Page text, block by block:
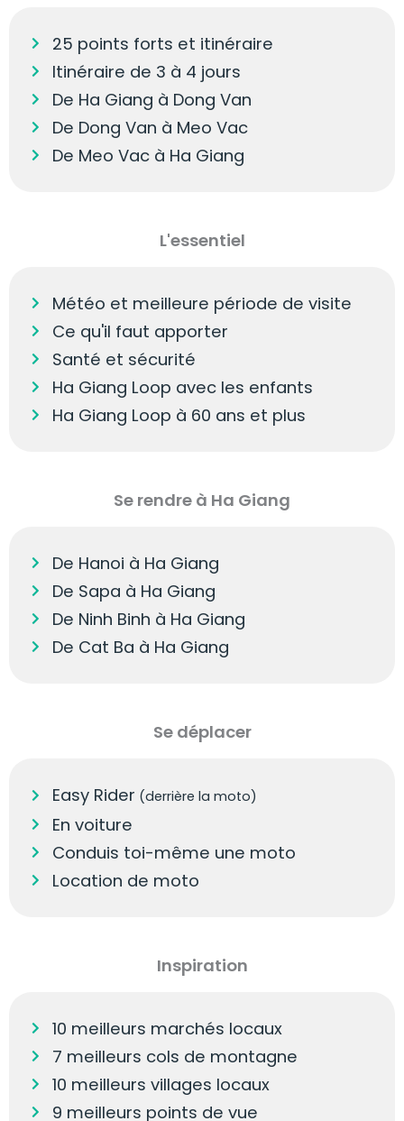
25 points forts et itinéraire
Itinéraire de 3 à 4 jours
De Ha Giang à Dong Van
De Dong Van à Meo Vac
De Meo Vac à Ha Giang
L'essentiel
Météo et meilleure période de visite
Ce qu'il faut apporter
Santé et sécurité
Ha Giang Loop avec les enfants
Ha Giang Loop à 60 ans et plus
Se rendre à Ha Giang
De Hanoi à Ha Giang
De Sapa à Ha Giang
De Ninh Binh à Ha Giang
De Cat Ba à Ha Giang
Se déplacer
Easy Rider (derrière la moto)
En voiture
Conduis toi-même une moto
Location de moto
Inspiration
10 meilleurs marchés locaux
7 meilleurs cols de montagne
10 meilleurs villages locaux
9 meilleurs points de vue